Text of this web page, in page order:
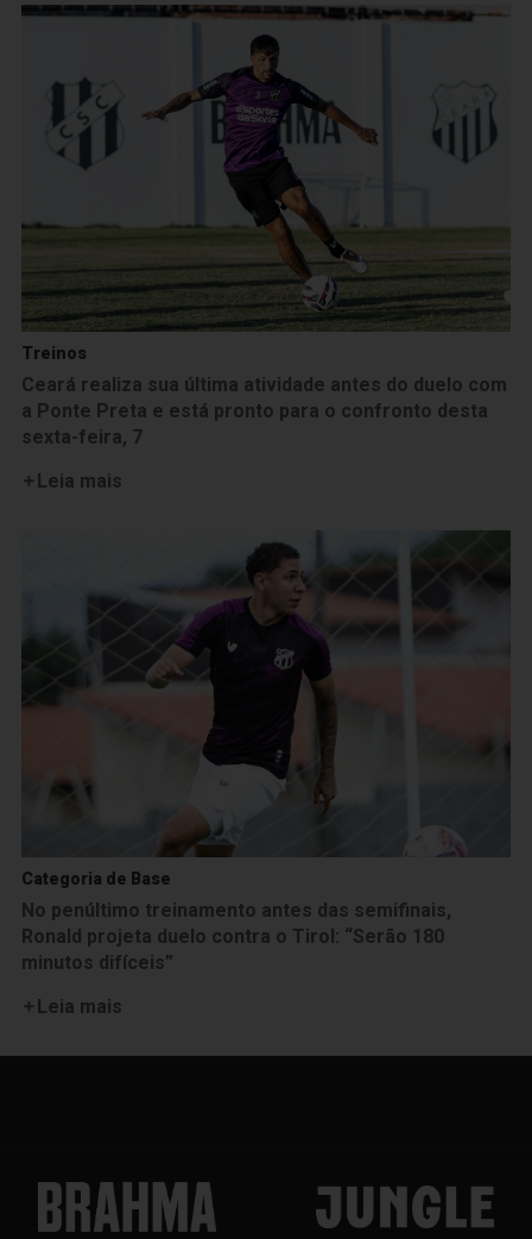
Treinos
Ceará realiza sua última atividade antes do duelo com
a Ponte Preta e está pronto para o confronto desta
sexta-feira, 7
Leia mais
Categoria de Base
No penúltimo treinamento antes das semifinais,
Ronald projeta duelo contra o Tirol: “Serão 180
minutos difíceis”
Leia mais